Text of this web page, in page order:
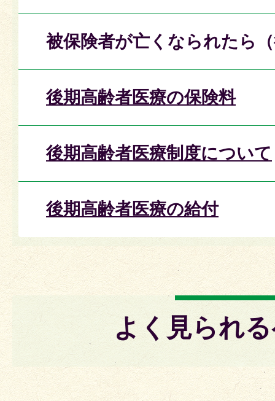
被保険者が亡くなられたら
後期高齢者医療の保険料
後期高齢者医療制度について
後期高齢者医療の給付
よく見られ